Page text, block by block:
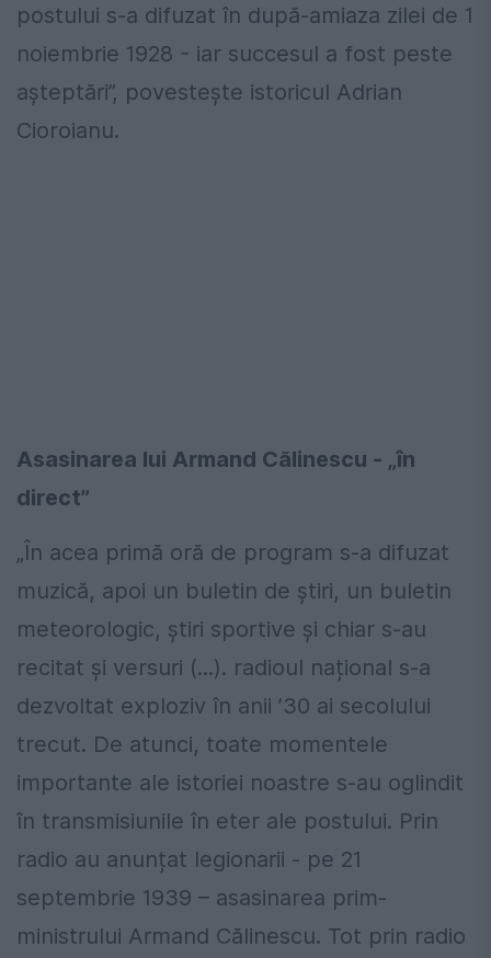
postului s-a difuzat în după-amiaza zilei de 1
noiembrie 1928 - iar succesul a fost peste
așteptări”, povestește istoricul Adrian
Cioroianu.
Asasinarea lui Armand Călinescu - „în
direct”
„În acea primă oră de program s-a difuzat
muzică, apoi un buletin de știri, un buletin
meteorologic, știri sportive și chiar s-au
recitat și versuri (...). radioul național s-a
dezvoltat exploziv în anii ’30 ai secolului
trecut. De atunci, toate momentele
importante ale istoriei noastre s-au oglindit
în transmisiunile în eter ale postului. Prin
radio au anunțat legionarii - pe 21
septembrie 1939 – asasinarea prim-
ministrului Armand Călinescu. Tot prin radio